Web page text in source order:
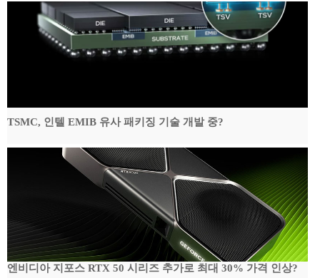
TSMC, 인텔 EMIB 유사 패키징 기술 개발 중?
엔비디아 지포스 RTX 50 시리즈 추가로 최대 30% 가격 인상?